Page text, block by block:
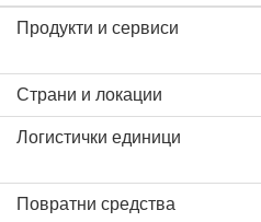
Продукти и сервиси
Страни и локации
Логистички единици
Повратни средства